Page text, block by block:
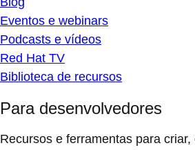
Eventos e webinars
Podcasts e vídeos
Red Hat TV
Biblioteca de recursos
Para desenvolvedores
Recursos e ferramentas para